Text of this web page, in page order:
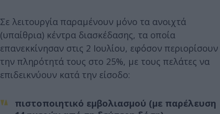
Σε λειτουργία παραμένουν μόνο τα ανοιχτά
(υπαίθρια) κέντρα διασκέδασης, τα οποία
επανεκκίνησαν στις 2 Ιουλίου, εφόσον περιορίσουν
την πληρότητά τους στο 25%, με τους πελάτες να
επιδεικνύουν κατά την είσοδο:
πιστοποιητικό εμβολιασμού (με παρέλευση